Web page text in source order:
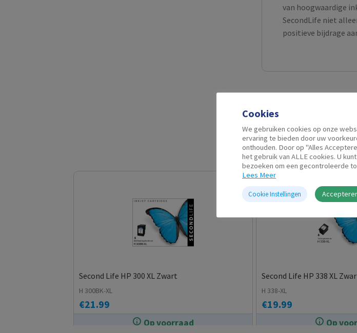
van hoogwaardige
SecondLife niet
positieve bijdrage
Op voorraad
Second Life HP 300 XL Zwart
€21.99
H 300BK-XL
Op
Second Life HP 338 XL
€19.99
H 338-XL
Cookies
We gebruiken cookies op onze
ervaring te bieden door uw
onthouden. Door op "Alles
het gebruik van ALLE cookies. U
bezoeken om een gecontroleerde
Lees Meer
Cookie Instellingen